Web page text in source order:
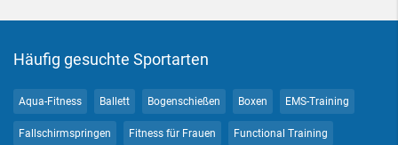
Häufig gesuchte Sportarten
Aqua-Fitness Ballett Bogenschießen Boxen EMS-Training
Fallschirmspringen Fitness für Frauen Functional Training